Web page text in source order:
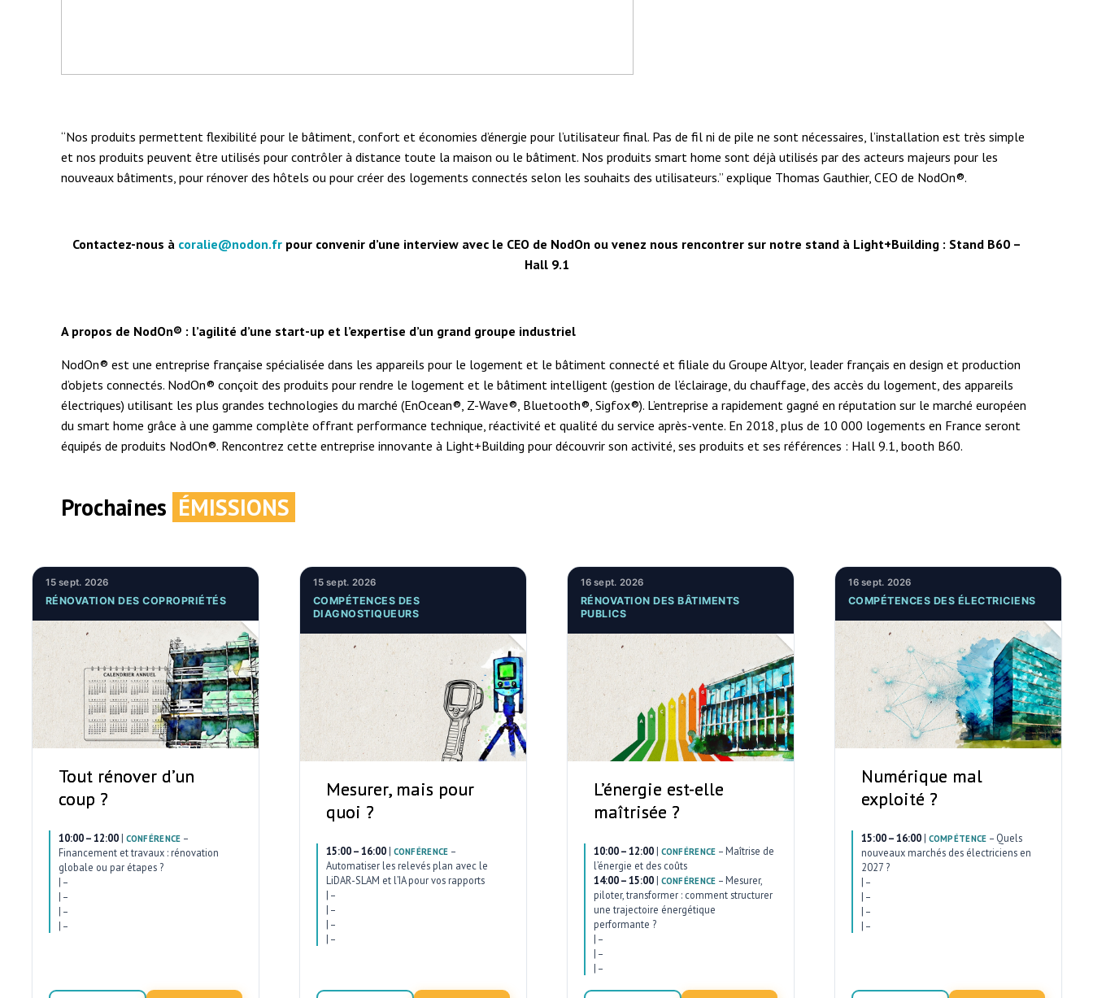
“Nos produits permettent flexibilité pour le bâtiment, confort et économies d’énergie pour l’utilisateur final. Pas de fil ni de pile ne sont nécessaires, l’installation est très simple
et nos produits peuvent être utilisés pour contrôler à distance toute la maison ou le bâtiment. Nos produits smart home sont déjà utilisés par des acteurs majeurs pour les
nouveaux bâtiments, pour rénover des hôtels ou pour créer des logements connectés selon les souhaits des utilisateurs.” explique Thomas Gauthier, CEO de NodOn®.
Contactez-nous à coralie@nodon.frpour convenir d’une interview avec le CEO de NodOn ou venez nous rencontrer sur notre stand à Light+Building : Stand B60 –
Hall 9.1
A propos de NodOn® : l’agilité d’une start-up et l’expertise d’un grand groupe industriel
NodOn® est une entreprise française spécialisée dans les appareils pour le logement et le bâtiment connecté et filiale du Groupe Altyor, leader français en design et production
d’objets connectés. NodOn® conçoit des produits pour rendre le logement et le bâtiment intelligent (gestion de l’éclairage, du chauffage, des accès du logement, des appareils
électriques) utilisant les plus grandes technologies du marché (EnOcean®, Z-Wave®, Bluetooth®, Sigfox®). L’entreprise a rapidement gagné en réputation sur le marché européen
du smart home grâce à une gamme complète offrant performance technique, réactivité et qualité du service après-vente. En 2018, plus de 10 000 logements en France seront
équipés de produits NodOn®. Rencontrez cette entreprise innovante à Light+Building pour découvrir son activité, ses produits et ses références : Hall 9.1, booth B60.
Prochaines ÉMISSIONS
15 sept. 2026
RÉNOVATION DES COPROPRIÉTÉS
Tout rénover d’un
coup ?
10:00 – 12:00| CONFÉRENCE –
Financement et travaux : rénovation
globale ou par étapes ?
| –
| –
| –
| –
15 sept. 2026
COMPÉTENCES DES
DIAGNOSTIQUEURS
Mesurer, mais pour
quoi ?
15:00 – 16:00| CONFÉRENCE –
Automatiser les relevés plan avec le
LiDAR-SLAM et l’IA pour vos rapports
| –
| –
| –
| –
16 sept. 2026
RÉNOVATION DES BÂTIMENTS
PUBLICS
L’énergie est-elle
maîtrisée ?
10:00 – 12:00| CONFÉRENCE – Maîtrise de
l’énergie et des coûts
14:00 – 15:00| CONFÉRENCE – Mesurer,
piloter, transformer : comment structurer
une trajectoire énergétique
performante ?
| –
| –
| –
16 sept. 2026
COMPÉTENCES DES ÉLECTRICIENS
Numérique mal
exploité ?
15:00 – 16:00| COMPÉTENCE – Quels
nouveaux marchés des électriciens en
2027 ?
| –
| –
| –
| –